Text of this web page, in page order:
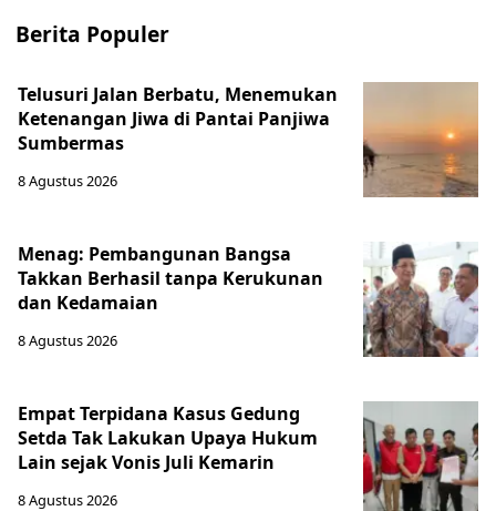
Berita Populer
Telusuri Jalan Berbatu, Menemukan
Ketenangan Jiwa di Pantai Panjiwa
Sumbermas
8 Agustus 2026
Menag: Pembangunan Bangsa
Takkan Berhasil tanpa Kerukunan
dan Kedamaian
8 Agustus 2026
Empat Terpidana Kasus Gedung
Setda Tak Lakukan Upaya Hukum
Lain sejak Vonis Juli Kemarin
8 Agustus 2026